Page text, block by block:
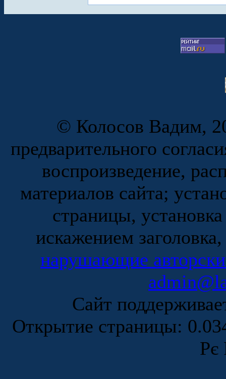
© Колосов Вадим,
предварительного
воспроизведение,
материалов сайта;
страницы,
искажением
нарушающие
Сайт
Открытие страницы:
Рє